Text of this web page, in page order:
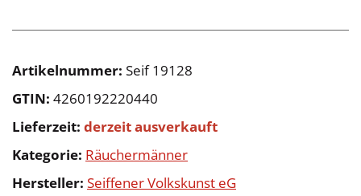
Artikelnummer: Seif 19128
GTIN: 4260192220440
Lieferzeit: derzeit ausverkauft
Kategorie: Räuchermänner
Hersteller: Seiffener Volkskunst eG